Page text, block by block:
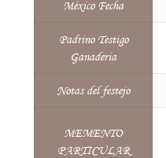
México Fecha
Padrino Testigo
Ganaderia
Notas del festejo
MEMENTO
PARTICULAR